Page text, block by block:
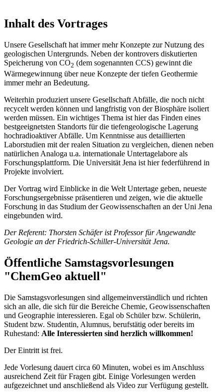
Inhalt des Vortrages
Unsere Gesellschaft hat immer mehr Konzepte zur Nutzung des
geologischen Untergrunds. Neben der kontrovers diskutierten
Speicherung von CO2 (dem sogenannten CCS) gewinnt die
Wärmegewinnung über neue Konzepte der tiefen Geothermie
immer mehr an Bedeutung.
Weiterhin produziert unsere Gesellschaft Abfälle, die noch nicht
recycelt werden können und langfristig von der Biosphäre isoliert
werden müssen. Ein wichtiges Thema ist hier das Finden eines
bestgeeignetsten Standorts für die tiefengeologische Lagerung
hochradioaktiver Abfälle. Um Kenntnisse aus detaillierten
Laborstudien mit der realen Situation zu vergleichen, dienen neben
natürlichen Analoga u.a. internationale Untertagelabore als
Forschungsplattform. Die Universität Jena ist hier federführend in
Projekte involviert.
Der Vortrag wird Einblicke in die Welt Untertage geben, neueste
Forschungsergebnisse präsentieren und zeigen, wie die aktuelle
Forschung in das Studium der Geowissenschaften an der Uni Jena
eingebunden wird.
Der Referent: Thorsten Schäfer ist Professor für Angewandte
Geologie an der Friedrich-Schiller-Universität Jena.
Öffentliche Samstagsvorlesungen
"ChemGeo aktuell"
Die Samstagsvorlesungen sind allgemeinverständlich und richten
sich an alle, die sich für die Bereiche Chemie, Geowissenschaften
und Geographie interessieren. Egal ob Schüler bzw. Schülerin,
Student bzw. Studentin, Alumnus, berufstätig oder bereits im
Ruhestand: Alle Interessierten sind herzlich willkommen!
Der Eintritt ist frei.
Jede Vorlesung dauert circa 60 Minuten, wobei es im Anschluss
ausreichend Zeit für Fragen gibt. Einige Vorlesungen werden
aufgezeichnet und anschließend als Video zur Verfügung gestellt.